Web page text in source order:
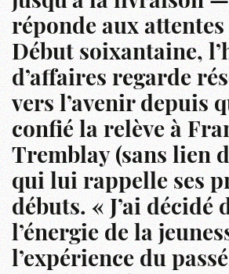
réponde aux
Début soixantaine,
d’affaires regarde
vers l’avenir depuis
confié la relève à
Tremblay (sans lien
qui lui rappelle ses
débuts. « J’ai décidé
l’énergie de la
l’expérience du